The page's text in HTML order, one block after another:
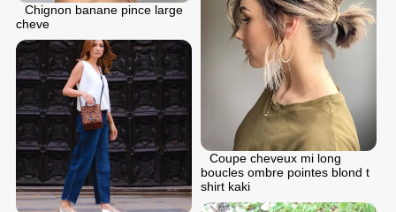
Chignon banane pince large
cheve
Coupe cheveux mi long
boucles ombre pointes blond t
shirt kaki